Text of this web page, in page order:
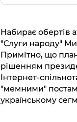
Набирає обертів
"Слуги народу"
Примітно, що
рішенням
Інтернет-
"мемними"
українському